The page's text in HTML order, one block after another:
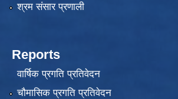
श्रम संसार प्रणाली
Reports
वार्षिक प्रगति प्रतिवेदन
चौमासिक प्रगति प्रतिवेदन